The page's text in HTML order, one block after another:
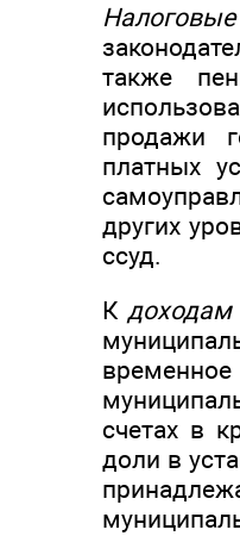
также
продажи
платных
других
ссуд.
К доходам
счетах в
доли в